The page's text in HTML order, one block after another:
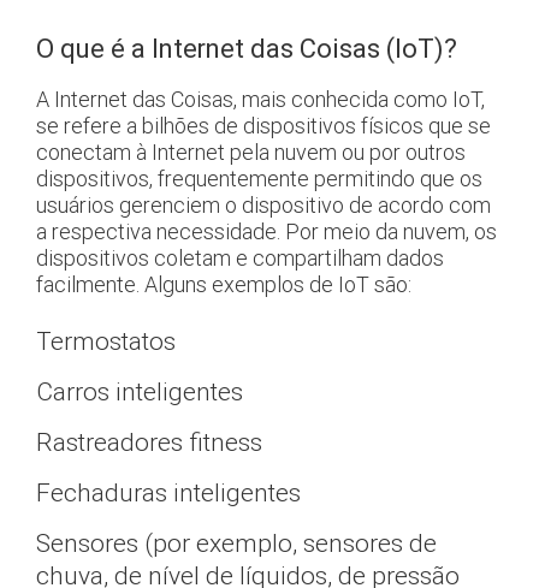
O que é a Internet das Coisas (IoT)?
A Internet das Coisas, mais conhecida como IoT,
se refere a bilhões de dispositivos físicos que se
conectam à Internet pela nuvem ou por outros
dispositivos, frequentemente permitindo que os
usuários gerenciem o dispositivo de acordo com
a respectiva necessidade. Por meio da nuvem, os
dispositivos coletam e compartilham dados
facilmente. Alguns exemplos de IoT são:
Termostatos
Carros inteligentes
Rastreadores fitness
Fechaduras inteligentes
Sensores (por exemplo, sensores de
chuva, de nível de líquidos, de pressão